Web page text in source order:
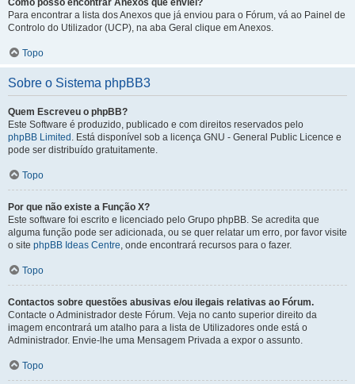
Como posso encontrar Anexos que enviei?
Para encontrar a lista dos Anexos que já enviou para o Fórum, vá ao Painel de
Controlo do Utilizador (UCP), na aba Geral clique em Anexos.
Topo
Sobre o Sistema phpBB3
Quem Escreveu o phpBB?
Este Software é produzido, publicado e com direitos reservados pelo
phpBB Limited . Está disponível sob a licença GNU - General Public Licence e
pode ser distribuído gratuitamente.
Topo
Por que não existe a Função X?
Este software foi escrito e licenciado pelo Grupo phpBB. Se acredita que
alguma função pode ser adicionada, ou se quer relatar um erro, por favor visite
o site phpBB Ideas Centre, onde encontrará recursos para o fazer.
Topo
Contactos sobre questões abusivas e/ou ilegais relativas ao Fórum.
Contacte o Administrador deste Fórum. Veja no canto superior direito da
imagem encontrará um atalho para a lista de Utilizadores onde está o
Administrador. Envie-lhe uma Mensagem Privada a expor o assunto.
Topo